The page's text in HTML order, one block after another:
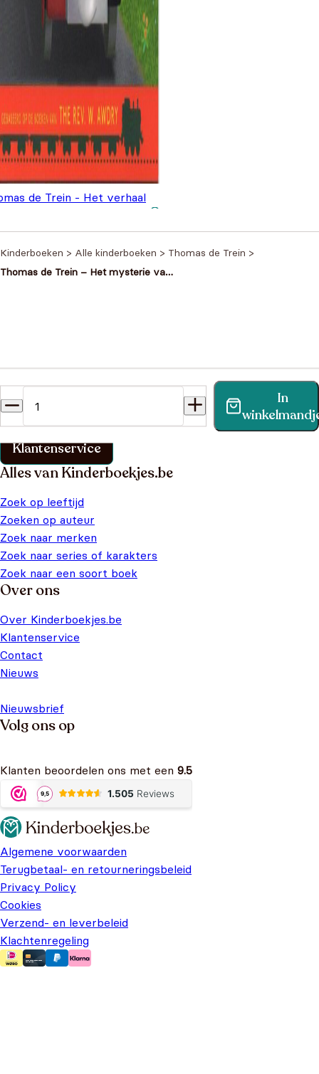
de Trein - Het verhaal
Kinderboeken > Alle kinderboeken > Thomas de Trein >
Thomas de Trein – Het mysterie van
In
Vind binnen no-time antwoord op je vraag op onze
klantenservice pagina.
Klantenservice
Alles van Kinderboekjes.be
Zoek op leeftijd
Zoeken op auteur
Zoek naar merken
Zoek naar series of karakters
Zoek naar een soort boek
Over ons
Over Kinderboekjes.be
Klantenservice
Contact
Nieuws
Nieuwsbrief
Volg ons op
Klanten beoordelen ons met een 9.5
Algemene voorwaarden
Terugbetaal- en retourneringsbeleid
Privacy Policy
Cookies
Verzend- en leverbeleid
Klachtenregeling